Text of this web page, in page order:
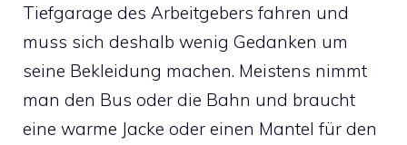
Tiefgarage des Arbeitgebers fahren und
muss sich deshalb wenig Gedanken um
seine Bekleidung machen. Meistens nimmt
man den Bus oder die Bahn und braucht
eine warme Jacke oder einen Mantel für den